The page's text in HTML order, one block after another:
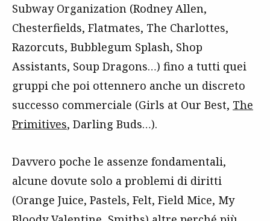
Subway Organization (Rodney Allen,
Chesterfields, Flatmates, The Charlottes,
Razorcuts, Bubblegum Splash, Shop
Assistants, Soup Dragons…) fino a tutti quei
gruppi che poi ottennero anche un discreto
successo commerciale (Girls at Our Best, The
Primitives, Darling Buds…).
Davvero poche le assenze fondamentali,
alcune dovute solo a problemi di diritti
(Orange Juice, Pastels, Felt, Field Mice, My